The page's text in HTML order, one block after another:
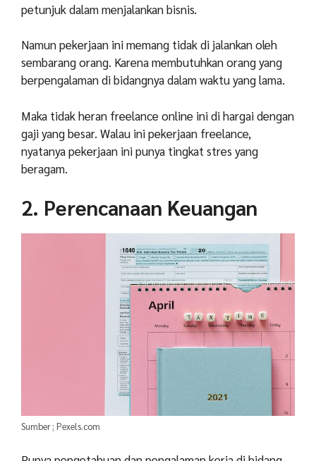
petunjuk dalam menjalankan bisnis.
Namun pekerjaan ini memang tidak di jalankan oleh
sembarang orang. Karena membutuhkan orang yang
berpengalaman di bidangnya dalam waktu yang lama.
Maka tidak heran freelance online ini di hargai dengan
gaji yang besar. Walau ini pekerjaan freelance,
nyatanya pekerjaan ini punya tingkat stres yang
beragam.
2. Perencanaan Keuangan
Sumber ; Pexels.com